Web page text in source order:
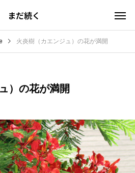
まだ続く
火炎樹（カエンジュ）の花が満開
）の花が満開